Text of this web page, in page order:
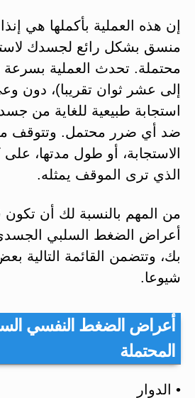
إن هذه العملية بأكملها هي
منسق بشكل رائع لجسدك
محتملة. تحدث العملية بسرعة
إلى عشر ثوان تقريبا)، دون
استجابة طبيعية للغاية من
ضد أي ضرر محتمل. وتتوقف
الاستجابة، أو طول مدتها، على
الذي ترى الموقف يمثله.
من المهم بالنسبة لك أن تكون
أعراض الضغط السلبي
بك، وتتضمن القائمة التالية
شيوعا.
أعراض الضغط النفسي
المحتملة
• الدوار